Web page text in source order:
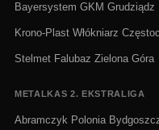
Bayersystem GKM Grudziądz
Krono-Plast Włókniarz
Stelmet Falubaz Zielona Góra
METALKAS 2. EKSTRALIGA
Abramczyk Polonia